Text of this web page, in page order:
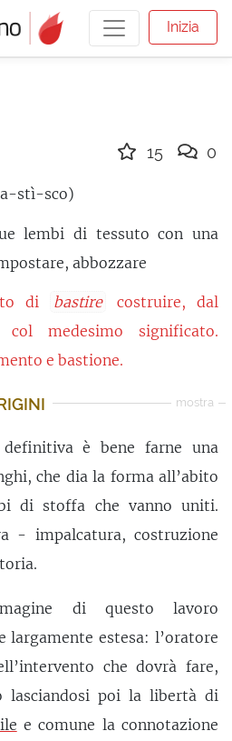
Inizia
stì-sco)
lembi di tessuto con una
abbozzare
di bastire
costruire, dal
col medesimo significato.
e bastione.
mostra
è bene farne una
che dia la forma all’abito
di stoffa che vanno uniti.
- impalcatura, costruzione
di questo lavoro
largamente estesa: l’oratore
che dovrà fare,
lasciandosi poi la libertà di
e comune la connotazione
15 0